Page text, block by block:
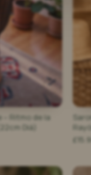
– Ritmo de la
Diá)